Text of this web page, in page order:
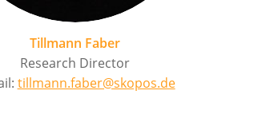
Tillmann Faber
Research Director
tillmann.faber@skopos.de